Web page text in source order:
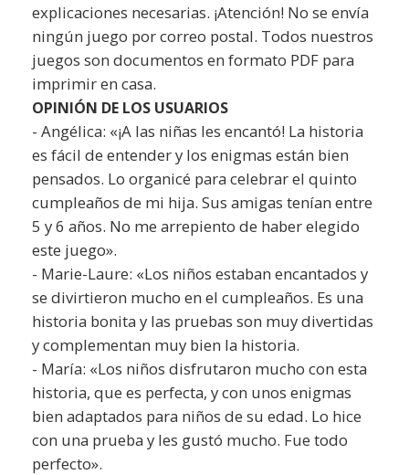
explicaciones necesarias. ¡Atención! No se envía
ningún juego por correo postal. Todos nuestros
juegos son documentos en formato PDF para
imprimir en casa.
OPINIÓN DE LOS USUARIOS
- Angélica: «¡A las niñas les encantó! La historia
es fácil de entender y los enigmas están bien
pensados. Lo organicé para celebrar el quinto
cumpleaños de mi hija. Sus amigas tenían entre
5 y 6 años. No me arrepiento de haber elegido
este juego».
- Marie-Laure: «Los niños estaban encantados y
se divirtieron mucho en el cumpleaños. Es una
historia bonita y las pruebas son muy divertidas
y complementan muy bien la historia.
- María: «Los niños disfrutaron mucho con esta
historia, que es perfecta, y con unos enigmas
bien adaptados para niños de su edad. Lo hice
con una prueba y les gustó mucho. Fue todo
perfecto».